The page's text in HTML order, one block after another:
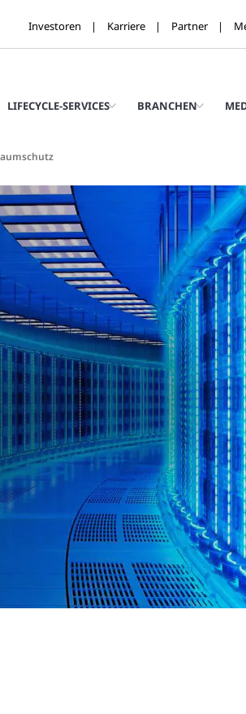
Investoren Karriere Partner
LIFECYCLE-SERVICES BRANCHEN